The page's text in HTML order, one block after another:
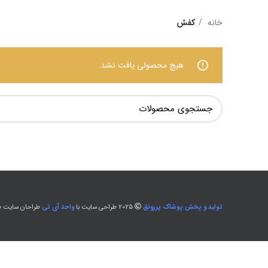
خانه کفش
هیچ محصولی یافت نشد.
تولید و پخش پوشاک پررونق واحد آی تیطراحان سایت